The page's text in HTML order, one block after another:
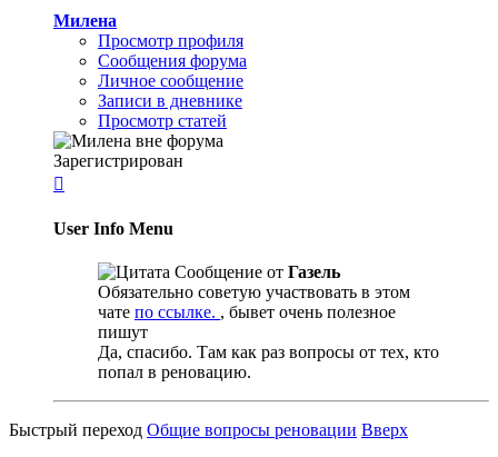
Милена
Просмотр профиля
Сообщения форума
Личное сообщение
Записи в дневнике
Просмотр статей
Зарегистрирован

User Info Menu
Сообщение от Газель
Обязательно советую участвовать в этом
чате по ссылке. , бывет очень полезное
пишут
Да, спасибо. Там как раз вопросы от тех, кто
попал в реновацию.
Быстрый переход Общие вопросы реновации Вверх